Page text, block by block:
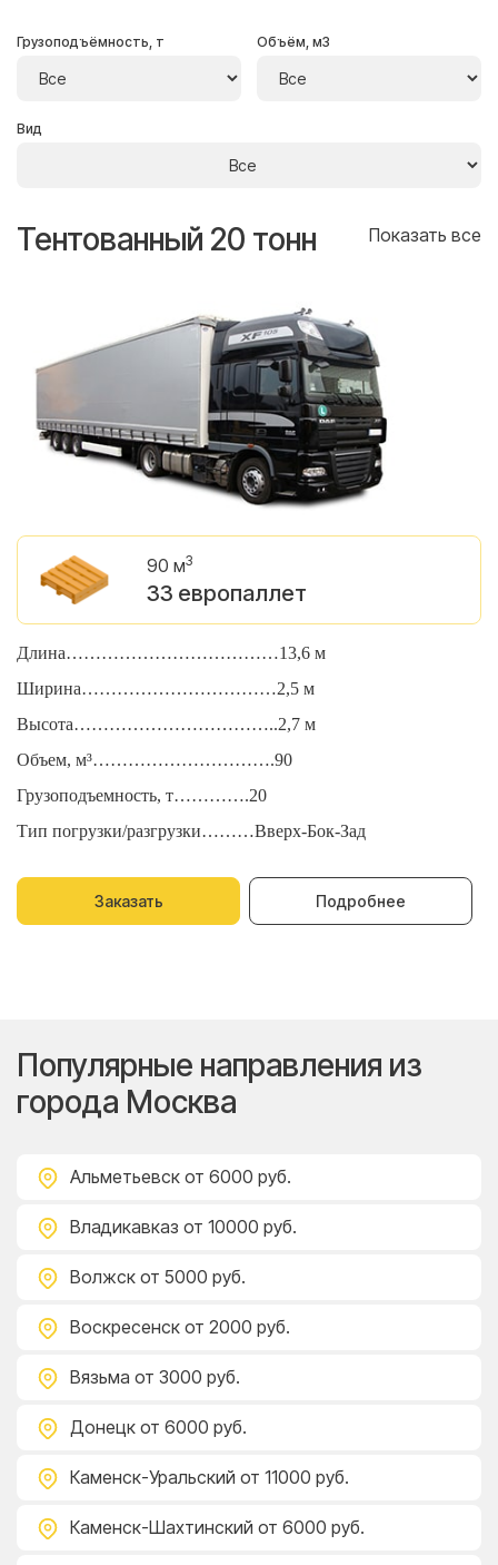
Грузоподъёмность, т Объём, м3
Вид
Тентованный 20 тонн Показать все
90 м3
33 европаллет
Длина………………………………13,6 м
Ширина……………………………2,5 м
Высота……………………………..2,7 м
Объем, м³………………………….90
Грузоподъемность, т………….20
Тип погрузки/разгрузки………Вверх-Бок-Зад
Заказать Подробнее
Популярные направления из
города Москва
Альметьевск от 6000 руб.
Владикавказ от 10000 руб.
Волжск от 5000 руб.
Воскресенск от 2000 руб.
Вязьма от 3000 руб.
Донецк от 6000 руб.
Каменск-Уральский от 11000 руб.
Каменск-Шахтинский от 6000 руб.